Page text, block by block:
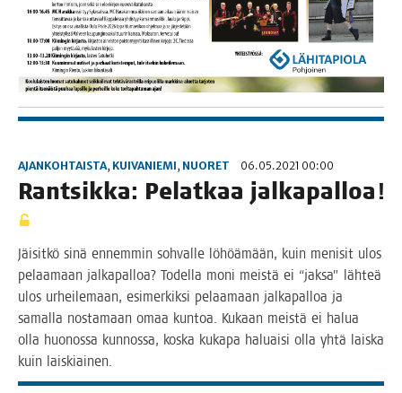
AJANKOHTAISTA, KUIVANIEMI, NUORET 06.05.2021 00:00
Rant­sik­ka: Pelat­kaa jalkapalloa!
Jäi­sit­kö sinä ennem­min soh­val­le löhöä­mään, kuin meni­sit ulos
pelaa­maan jal­ka­pal­loa? Todel­la moni meis­tä ei “jak­sa” läh­teä
ulos urhei­le­maan, esi­mer­kik­si pelaa­maan jal­ka­pal­loa ja
samal­la nos­ta­maan omaa kun­toa. Kukaan meis­tä ei halua
olla huo­nos­sa kun­nos­sa, kos­ka kuka­pa haluai­si olla yhtä lais­ka
kuin laiskiainen.